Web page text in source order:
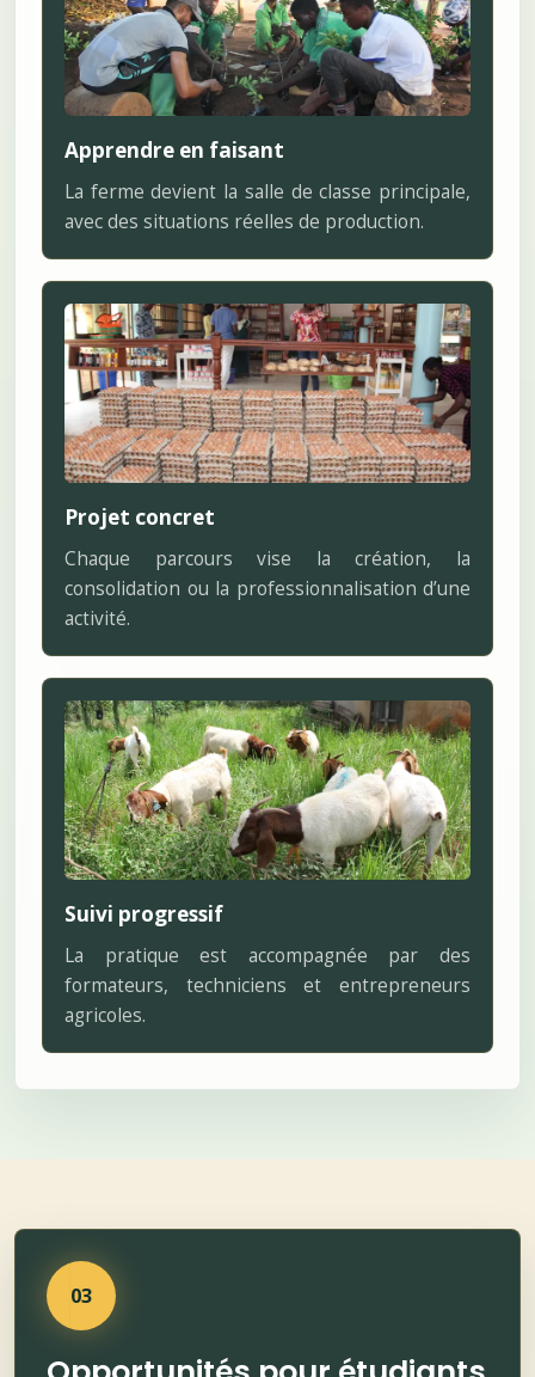
Apprendre en faisant
La ferme devient la salle de classe principale,
avec des situations réelles de production.
Projet concret
Chaque parcours vise la création, la
consolidation ou la professionnalisation d’une
activité.
Suivi progressif
La pratique est accompagnée par des
formateurs, techniciens et entrepreneurs
agricoles.
03